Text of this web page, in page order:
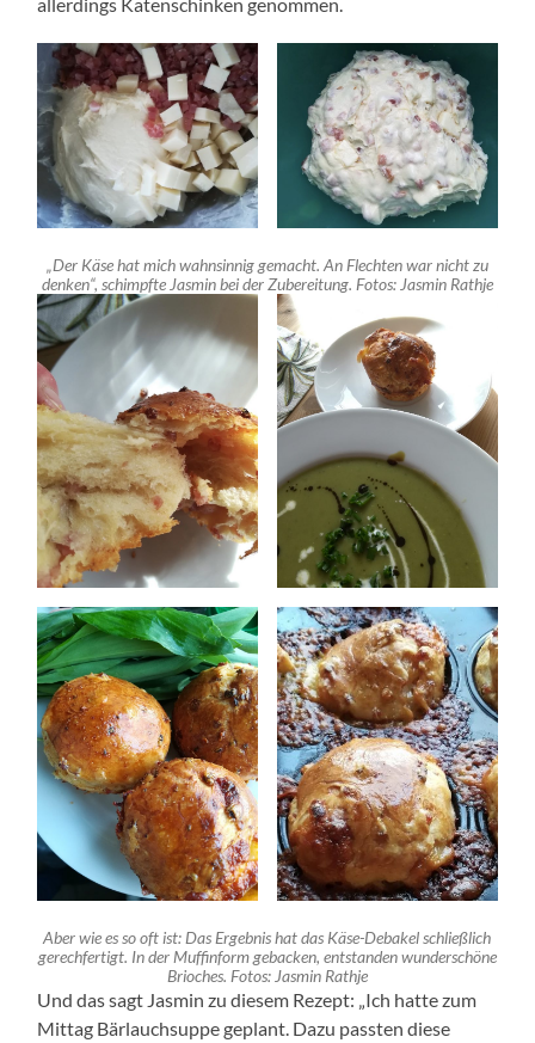
„Der Käse hat mich wahnsinnig gemacht. An Flechten war nicht zu
denken“, schimpfte Jasmin bei der Zubereitung. Fotos: Jasmin Rathje
Aber wie es so oft ist: Das Ergebnis hat das Käse-Debakel schließlich
gerechfertigt. In der Muffinform gebacken, entstanden wunderschöne
Brioches. Fotos: Jasmin Rathje
Und das sagt Jasmin zu diesem Rezept: „Ich hatte zum
Mittag Bärlauchsuppe geplant. Dazu passten diese